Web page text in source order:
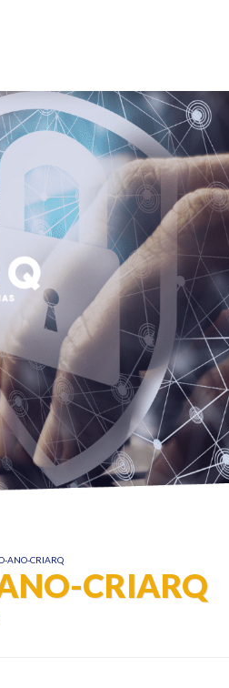
ANO-CRIARQ
CRIARQ